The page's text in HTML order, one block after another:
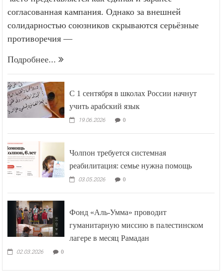
согласованная кампания. Однако за внешней
солидарностью союзников скрываются серьёзные
противоречия —
Подробнее...
С 1 сентября в школах России начнут
учить арабский язык
19.06.2026 0
Чолпон требуется системная
реабилитация: семье нужна помощь
03.05.2026 0
Фонд «Аль-Умма» проводит
гуманитарную миссию в палестинском
лагере в месяц Рамадан
02.03.2026 0